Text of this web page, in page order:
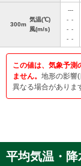
300m
気温(℃)
風(m/s)
---
-
-
-
-
-
-
この値は、気象予測
ません。 地形の影響
異なる場合がありま
平均気温・降